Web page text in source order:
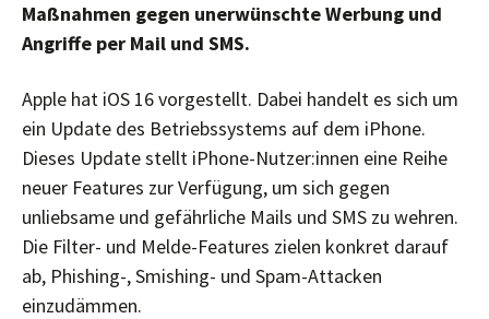
Maßnahmen gegen unerwünschte Werbung und
Angriffe per Mail und SMS.
Apple hat iOS 16 vorgestellt. Dabei handelt es sich um
ein Update des Betriebssystems auf dem iPhone.
Dieses Update stellt iPhone-Nutzer:innen eine Reihe
neuer Features zur Verfügung, um sich gegen
unliebsame und gefährliche Mails und SMS zu wehren.
Die Filter- und Melde-Features zielen konkret darauf
ab, Phishing-, Smishing- und Spam-Attacken
einzudämmen.